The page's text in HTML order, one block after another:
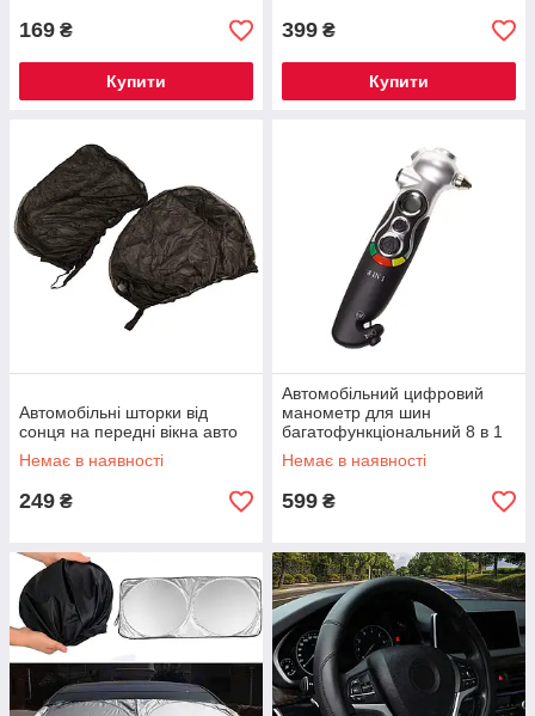
169 ₴
Купити
399 ₴
Купити
Автомобільні шторки від
сонця на передні вікна авто
Немає в наявності
249 ₴
Автомобільний цифровий
манометр для шин
багатофункціональний 8 в 1
Немає в наявності
599 ₴